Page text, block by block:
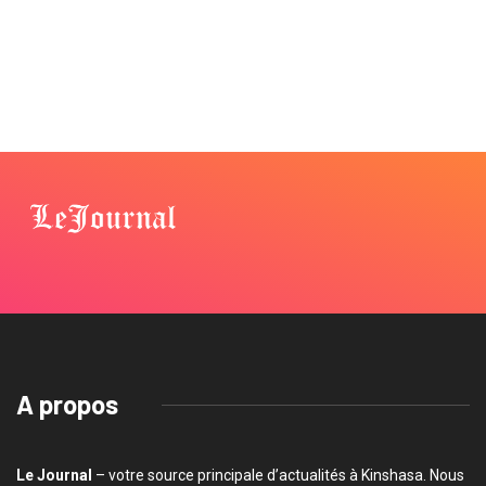
A propos
Le Journal – votre source principale d’actualités à Kinshasa. Nous